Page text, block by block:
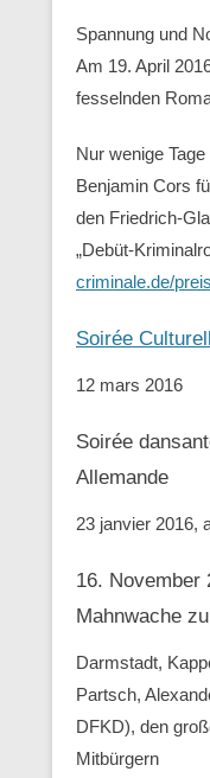
Spannung und
Am 19. April
fesselnden
Nur wenige
Benjamin Cors
den Friedrich-
„Debüt-
criminale.de/
Soirée
12 mars 2016
Soirée
Allemande
23 janvier 2016,
16. November
Mahnwache
Darmstadt,
Partsch,
‪‎DFKD), den
Mitbürgern